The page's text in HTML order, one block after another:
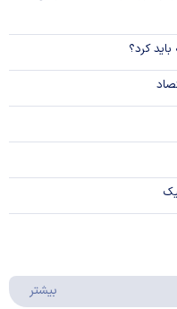
کرد؟
بیشتر